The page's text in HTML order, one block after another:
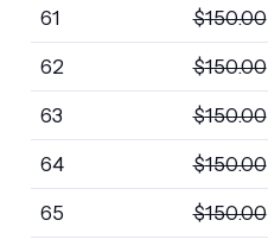
61 $150.00
62 $150.00
63 $150.00
64 $150.00
65 $150.00